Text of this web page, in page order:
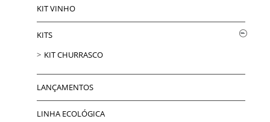
KIT VINHO
KITS
KIT CHURRASCO
LANÇAMENTOS
LINHA ECOLÓGICA